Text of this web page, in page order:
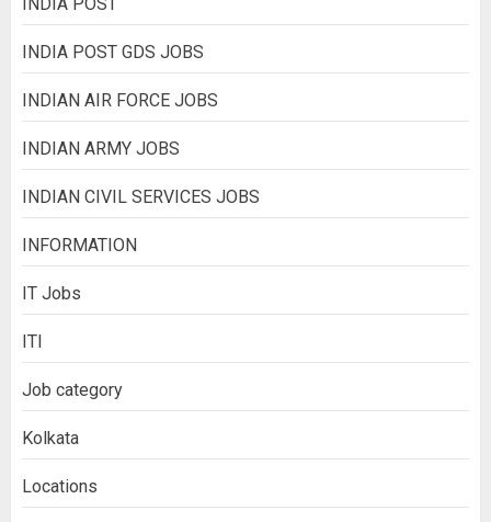
INDIA POST GDS JOBS
INDIAN AIR FORCE JOBS
INDIAN ARMY JOBS
INDIAN CIVIL SERVICES JOBS
INFORMATION
IT Jobs
ITI
Job category
Kolkata
Locations